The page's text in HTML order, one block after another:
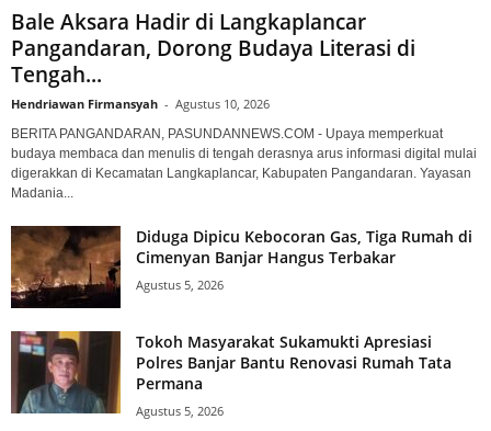
Bale Aksara Hadir di Langkaplancar
Pangandaran, Dorong Budaya Literasi di
Tengah...
Hendriawan Firmansyah - Agustus 10, 2026
BERITA PANGANDARAN, PASUNDANNEWS.COM - Upaya memperkuat
budaya membaca dan menulis di tengah derasnya arus informasi digital mulai
digerakkan di Kecamatan Langkaplancar, Kabupaten Pangandaran. Yayasan
Madania...
Diduga Dipicu Kebocoran Gas, Tiga Rumah di
Cimenyan Banjar Hangus Terbakar
Agustus 5, 2026
Tokoh Masyarakat Sukamukti Apresiasi
Polres Banjar Bantu Renovasi Rumah Tata
Permana
Agustus 5, 2026